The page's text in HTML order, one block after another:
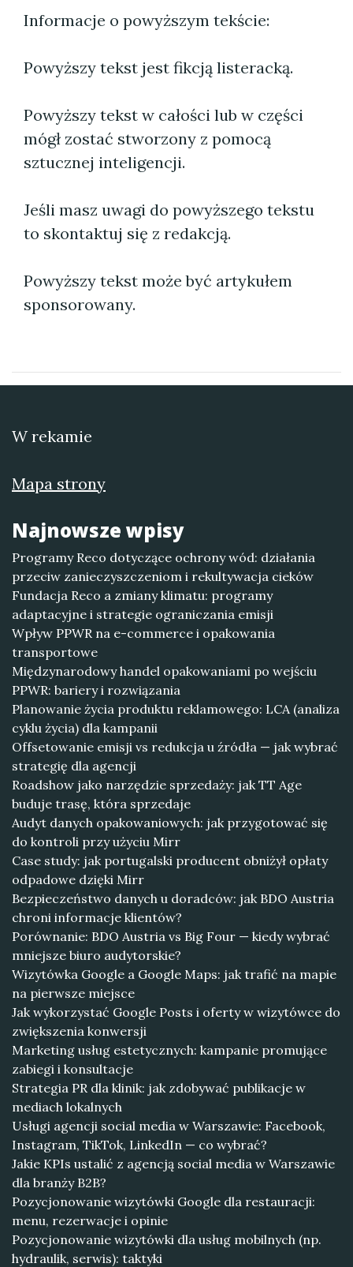
Informacje o powyższym tekście:
Powyższy tekst jest fikcją listeracką.
Powyższy tekst w całości lub w części
mógł zostać stworzony z pomocą
sztucznej inteligencji.
Jeśli masz uwagi do powyższego tekstu
to skontaktuj się z redakcją.
Powyższy tekst może być artykułem
sponsorowany.
W rekamie
Mapa strony
Najnowsze wpisy
Programy Reco dotyczące ochrony wód: działania
przeciw zanieczyszczeniom i rekultywacja cieków
Fundacja Reco a zmiany klimatu: programy
adaptacyjne i strategie ograniczania emisji
Wpływ PPWR na e-commerce i opakowania
transportowe
Międzynarodowy handel opakowaniami po wejściu
PPWR: bariery i rozwiązania
Planowanie życia produktu reklamowego: LCA (analiza
cyklu życia) dla kampanii
Offsetowanie emisji vs redukcja u źródła — jak wybrać
strategię dla agencji
Roadshow jako narzędzie sprzedaży: jak TT Age
buduje trasę, która sprzedaje
Audyt danych opakowaniowych: jak przygotować się
do kontroli przy użyciu Mirr
Case study: jak portugalski producent obniżył opłaty
odpadowe dzięki Mirr
Bezpieczeństwo danych u doradców: jak BDO Austria
chroni informacje klientów?
Porównanie: BDO Austria vs Big Four — kiedy wybrać
mniejsze biuro audytorskie?
Wizytówka Google a Google Maps: jak trafić na mapie
na pierwsze miejsce
Jak wykorzystać Google Posts i oferty w wizytówce do
zwiększenia konwersji
Marketing usług estetycznych: kampanie promujące
zabiegi i konsultacje
Strategia PR dla klinik: jak zdobywać publikacje w
mediach lokalnych
Usługi agencji social media w Warszawie: Facebook,
Instagram, TikTok, LinkedIn — co wybrać?
Jakie KPIs ustalić z agencją social media w Warszawie
dla branży B2B?
Pozycjonowanie wizytówki Google dla restauracji:
menu, rezerwacje i opinie
Pozycjonowanie wizytówki dla usług mobilnych (np.
hydraulik, serwis): taktyki